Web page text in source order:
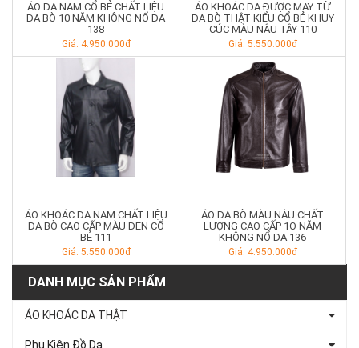
DANH MỤC SẢN PHẨM
ÁO KHOÁC DA THẬT
Phụ Kiện Đồ Da
ÁO DA NAM CỔ BẺ CHẤT LIỆU
DA BÒ 10 NĂM KHÔNG NỔ DA
138
Giá: 4.950.000đ
ÁO KHOÁC DA ĐƯỢC MAY TỪ
DA BÒ THẬT KIỂU CỔ BẺ KHUY
CÚC MÀU NÂU TÂY 110
Giá: 5.550.000đ
ÁO KHOÁC DA NAM CHẤT LIỆU
DA BÒ CAO CẤP MÀU ĐEN CỔ
BẺ 111
Giá: 5.550.000đ
ÁO DA BÒ MÀU NÂU CHẤT
LƯỢNG CAO CẤP 1O NĂM
KHÔNG NỔ DA 136
Giá: 4.950.000đ